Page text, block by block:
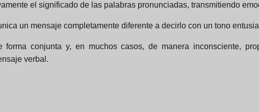
el significado de las palabras pronunciadas, transmitiendo
un mensaje completamente diferente a decirlo con un tono
conjunta y, en muchos casos, de manera inconsciente,
verbal.